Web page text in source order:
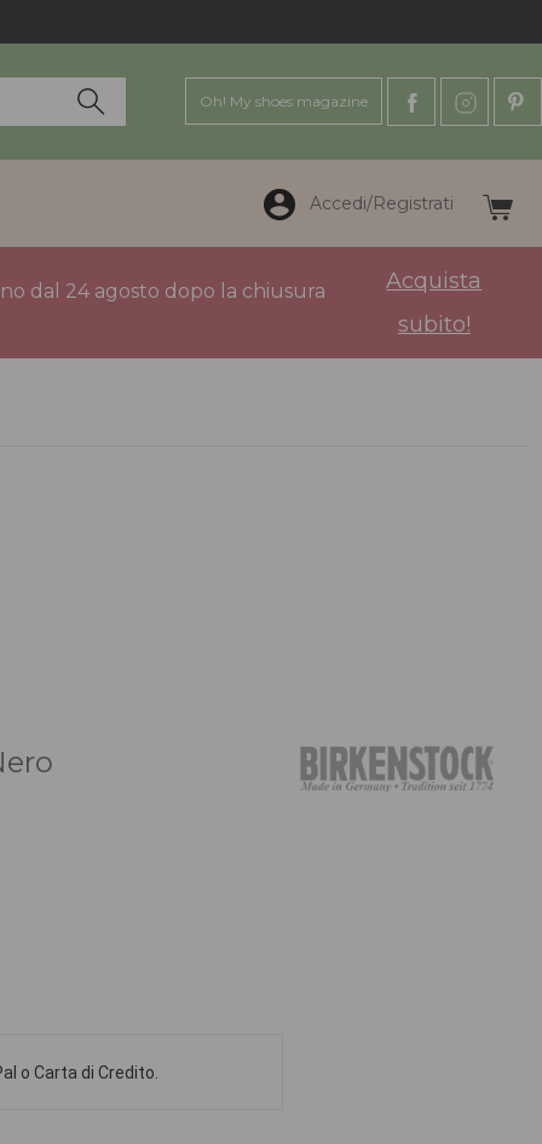
Oh! My shoes magazine
Accedi/Registrati
dal 24 agosto dopo la chiusura
Acquista
subito!
o Carta di Credito.